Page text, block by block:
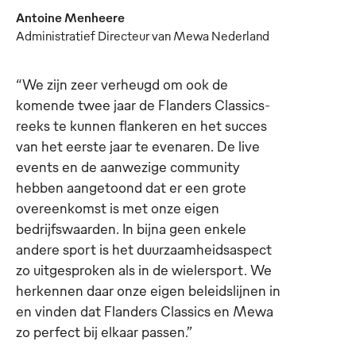
Antoine Menheere
Administratief Directeur van Mewa Nederland
“We zijn zeer verheugd om ook de
komende twee jaar de Flanders Classics-
reeks te kunnen flankeren en het succes
van het eerste jaar te evenaren. De live
events en de aanwezige community
hebben aangetoond dat er een grote
overeenkomst is met onze eigen
bedrijfswaarden. In bijna geen enkele
andere sport is het duurzaamheidsaspect
zo uitgesproken als in de wielersport. We
herkennen daar onze eigen beleidslijnen in
en vinden dat Flanders Classics en Mewa
zo perfect bij elkaar passen.”